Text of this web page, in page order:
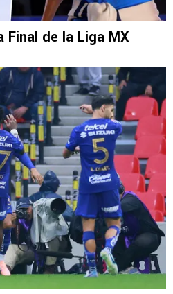
Final de la Liga MX